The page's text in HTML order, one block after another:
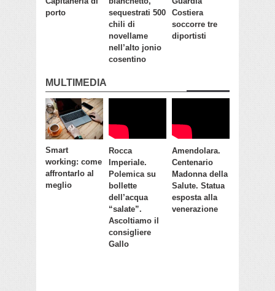
porto
sequestrati 500
chili di
novellame
nell’alto jonio
cosentino
Costiera
soccorre tre
diportisti
MULTIMEDIA
Smart
working: come
affrontarlo al
meglio
Rocca
Imperiale.
Polemica su
bollette
dell’acqua
“salate”.
Ascoltiamo il
consigliere
Gallo
Amendolara.
Centenario
Madonna della
Salute. Statua
esposta alla
venerazione